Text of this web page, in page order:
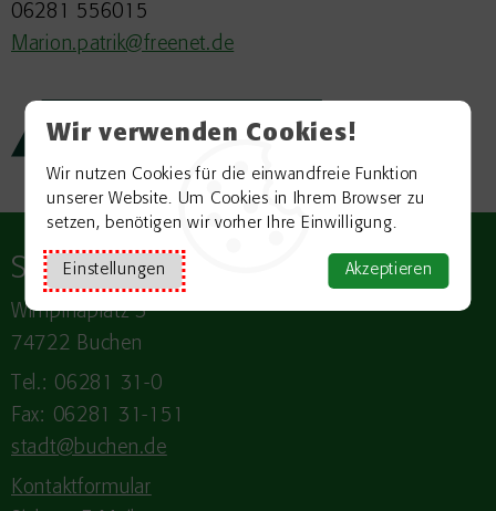
Wir verwenden Cookies!
Wir nutzen Cookies für die einwandfreie Funktion
unserer Website. Um Cookies in Ihrem Browser zu
setzen, benötigen wir vorher Ihre Einwilligung.
Einstellungen Akzeptieren
06281 556015
Marion.patrik@freenet.de
Zurück zur Übersicht
StadtBUCHEN
Wimpinaplatz 3
74722 Buchen
Tel.: 06281 31-0
Fax: 06281 31-151
stadt@buchen.de
Kontaktformular